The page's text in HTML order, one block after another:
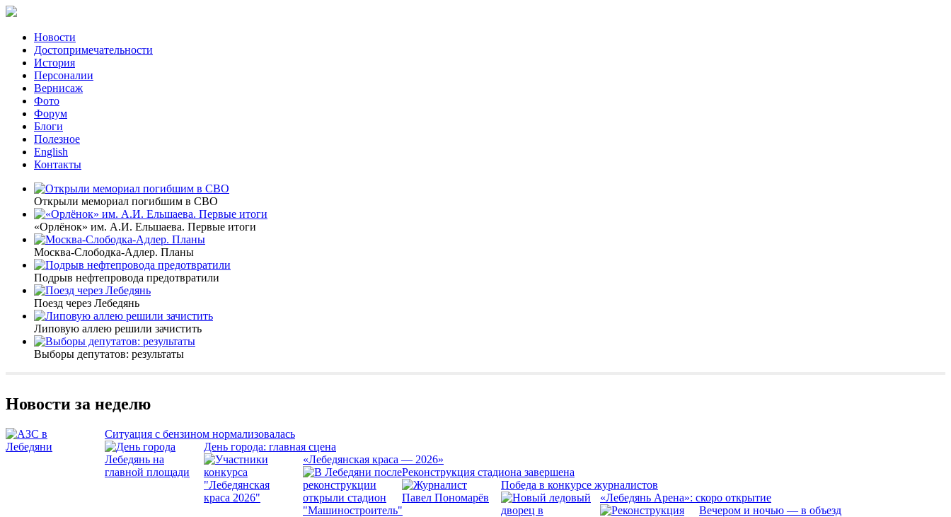
Новости
Достопримечательности
История
Персоналии
Вернисаж
Фото
Форум
Блоги
Полезное
English
Контакты
Открыли мемориал погибшим в СВО
«Орлёнок» им. А.И. Ельшаева. Первые итоги
Москва-Слободка-Адлер. Планы
Подрыв нефтепровода предотвратили
Поезд через Лебедянь
Липовую аллею решили зачистить
Выборы депутатов: результаты
Новости за неделю
Ситуация с бензином нормализовалась
День города: главная сцена
«Лебедянская краса — 2026»
Реконструкция стадиона завершена
Победа в конкурсе журналистов
«Лебедянь Арена»: скоро открытие
Вечером и ночью — в объезд